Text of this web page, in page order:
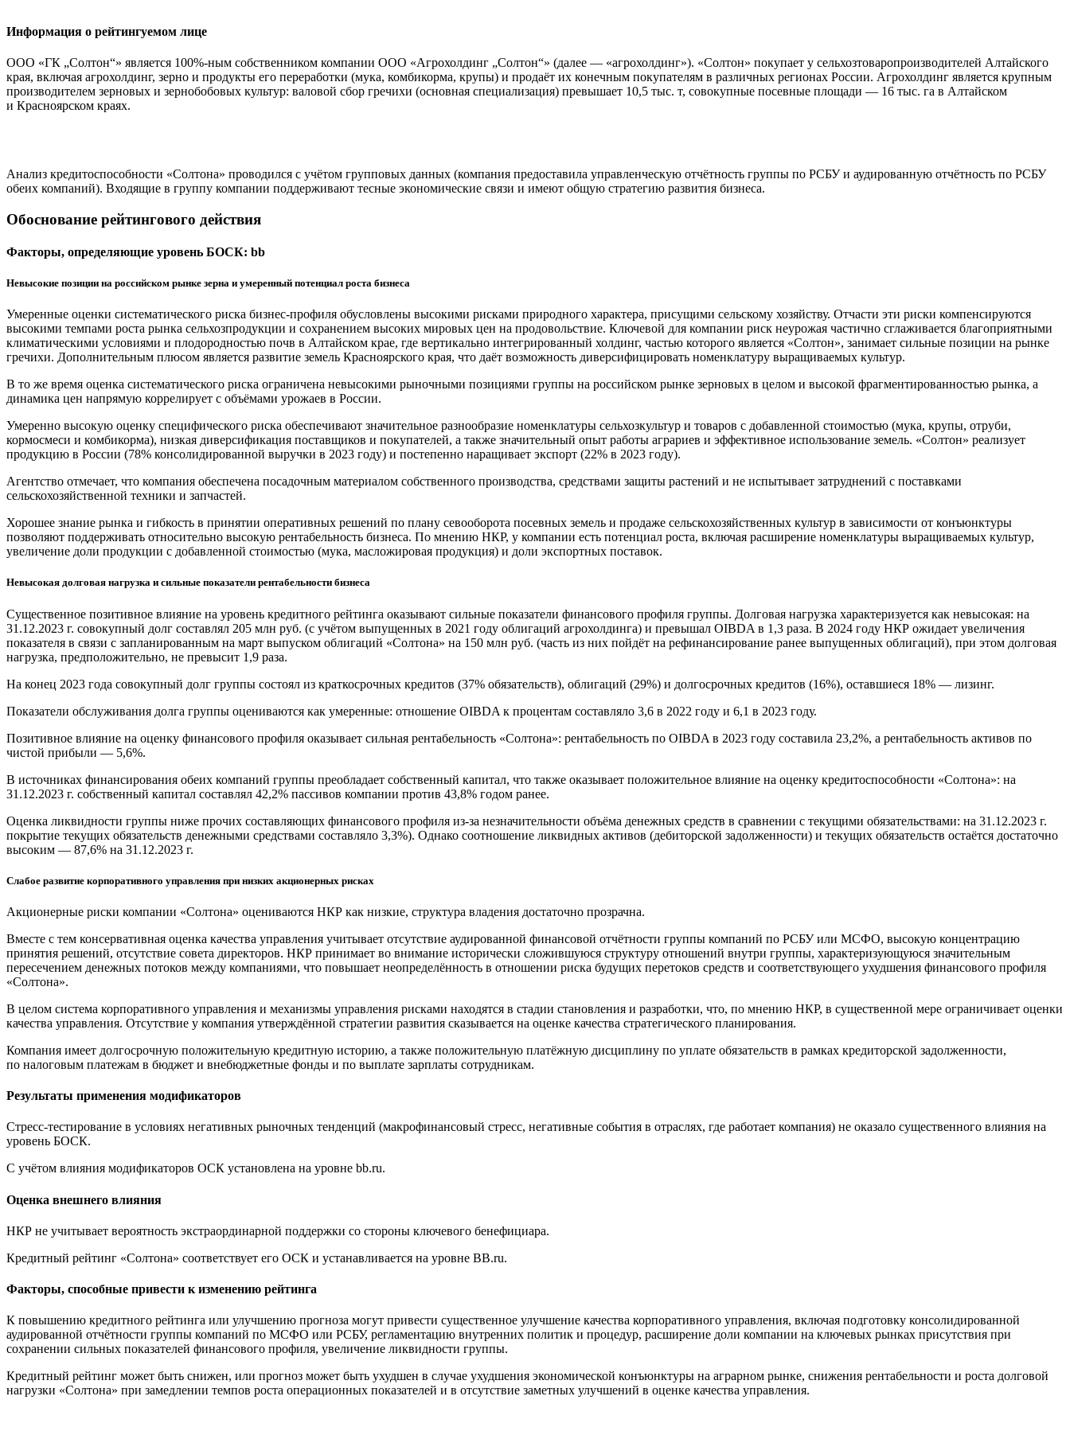
Информация о рейтингуемом лице
ООО «ГК „Солтон“» является 100%-ным собственником компании ООО «Агрохолдинг „Солтон“» (далее — «агрохолдинг»). «Солтон» покупает у сельхозтоваропроизводителей Алтайского
края, включая агрохолдинг, зерно и продукты его переработки (мука, комбикорма, крупы) и продаёт их конечным покупателям в различных регионах России. Агрохолдинг является крупным
производителем зерновых и зернобобовых культур: валовой сбор гречихи (основная специализация) превышает 10,5 тыс. т, совокупные посевные площади — 16 тыс. га в Алтайском
и Красноярском краях.
Анализ кредитоспособности «Солтона» проводился с учётом групповых данных (компания предоставила управленческую отчётность группы по РСБУ и аудированную отчётность по РСБУ
обеих компаний). Входящие в группу компании поддерживают тесные экономические связи и имеют общую стратегию развития бизнеса.
Обоснование рейтингового действия
Факторы, определяющие уровень БОСК: bb
Невысокие позиции на российском рынке зерна и умеренный потенциал роста бизнеса
Умеренные оценки систематического риска бизнес-профиля обусловлены высокими рисками природного характера, присущими сельскому хозяйству. Отчасти эти риски компенсируются
высокими темпами роста рынка сельхозпродукции и сохранением высоких мировых цен на продовольствие. Ключевой для компании риск неурожая частично сглаживается благоприятными
климатическими условиями и плодородностью почв в Алтайском крае, где вертикально интегрированный холдинг, частью которого является «Солтон», занимает сильные позиции на рынке
гречихи. Дополнительным плюсом является развитие земель Красноярского края, что даёт возможность диверсифицировать номенклатуру выращиваемых культур.
В то же время оценка систематического риска ограничена невысокими рыночными позициями группы на российском рынке зерновых в целом и высокой фрагментированностью рынка, а
динамика цен напрямую коррелирует с объёмами урожаев в России.
Умеренно высокую оценку специфического риска обеспечивают значительное разнообразие номенклатуры сельхозкультур и товаров с добавленной стоимостью (мука, крупы, отруби,
кормосмеси и комбикорма), низкая диверсификация поставщиков и покупателей, а также значительный опыт работы аграриев и эффективное использование земель. «Солтон» реализует
продукцию в России (78% консолидированной выручки в 2023 году) и постепенно наращивает экспорт (22% в 2023 году).
Агентство отмечает, что компания обеспечена посадочным материалом собственного производства, средствами защиты растений и не испытывает затруднений с поставками
сельскохозяйственной техники и запчастей.
Хорошее знание рынка и гибкость в принятии оперативных решений по плану севооборота посевных земель и продаже сельскохозяйственных культур в зависимости от конъюнктуры
позволяют поддерживать относительно высокую рентабельность бизнеса. По мнению НКР, у компании есть потенциал роста, включая расширение номенклатуры выращиваемых культур,
увеличение доли продукции с добавленной стоимостью (мука, масложировая продукция) и доли экспортных поставок.
Невысокая долговая нагрузка и сильные показатели рентабельности бизнеса
Существенное позитивное влияние на уровень кредитного рейтинга оказывают сильные показатели финансового профиля группы. Долговая нагрузка характеризуется как невысокая: на
31.12.2023 г. совокупный долг составлял 205 млн руб. (с учётом выпущенных в 2021 году облигаций агрохолдинга) и превышал OIBDA в 1,3 раза. В 2024 году НКР ожидает увеличения
показателя в связи с запланированным на март выпуском облигаций «Солтона» на 150 млн руб. (часть из них пойдёт на рефинансирование ранее выпущенных облигаций), при этом долговая
нагрузка, предположительно, не превысит 1,9 раза.
На конец 2023 года совокупный долг группы состоял из краткосрочных кредитов (37% обязательств), облигаций (29%) и долгосрочных кредитов (16%), оставшиеся 18% — лизинг.
Показатели обслуживания долга группы оцениваются как умеренные: отношение OIBDA к процентам составляло 3,6 в 2022 году и 6,1 в 2023 году.
Позитивное влияние на оценку финансового профиля оказывает сильная рентабельность «Солтона»: рентабельность по OIBDA в 2023 году составила 23,2%, а рентабельность активов по
чистой прибыли — 5,6%.
В источниках финансирования обеих компаний группы преобладает собственный капитал, что также оказывает положительное влияние на оценку кредитоспособности «Солтона»: на
31.12.2023 г. собственный капитал составлял 42,2% пассивов компании против 43,8% годом ранее.
Оценка ликвидности группы ниже прочих составляющих финансового профиля из-за незначительности объёма денежных средств в сравнении с текущими обязательствами: на 31.12.2023 г.
покрытие текущих обязательств денежными средствами составляло 3,3%). Однако соотношение ликвидных активов (дебиторской задолженности) и текущих обязательств остаётся достаточно
высоким — 87,6% на 31.12.2023 г.
Слабое развитие корпоративного управления при низких акционерных рисках
Акционерные риски компании «Солтона» оцениваются НКР как низкие, структура владения достаточно прозрачна.
Вместе с тем консервативная оценка качества управления учитывает отсутствие аудированной финансовой отчётности группы компаний по РСБУ или МСФО, высокую концентрацию
принятия решений, отсутствие совета директоров. НКР принимает во внимание исторически сложившуюся структуру отношений внутри группы, характеризующуюся значительным
пересечением денежных потоков между компаниями, что повышает неопределённость в отношении риска будущих перетоков средств и соответствующего ухудшения финансового профиля
«Солтона».
В целом система корпоративного управления и механизмы управления рисками находятся в стадии становления и разработки, что, по мнению НКР, в существенной мере ограничивает оценки
качества управления. Отсутствие у компания утверждённой стратегии развития сказывается на оценке качества стратегического планирования.
Компания имеет долгосрочную положительную кредитную историю, а также положительную платёжную дисциплину по уплате обязательств в рамках кредиторской задолженности,
по налоговым платежам в бюджет и внебюджетные фонды и по выплате зарплаты сотрудникам.
Результаты применения модификаторов
Стресс-тестирование в условиях негативных рыночных тенденций (макрофинансовый стресс, негативные события в отраслях, где работает компания) не оказало существенного влияния на
уровень БОСК.
С учётом влияния модификаторов ОСК установлена на уровне bb.ru.
Оценка внешнего влияния
НКР не учитывает вероятность экстраординарной поддержки со стороны ключевого бенефициара.
Кредитный рейтинг «Солтона» соответствует его ОСК и устанавливается на уровне BB.ru.
Факторы, способные привести к изменению рейтинга
К повышению кредитного рейтинга или улучшению прогноза могут привести существенное улучшение качества корпоративного управления, включая подготовку консолидированной
аудированной отчётности группы компаний по МСФО или РСБУ, регламентацию внутренних политик и процедур, расширение доли компании на ключевых рынках присутствия при
сохранении сильных показателей финансового профиля, увеличение ликвидности группы.
Кредитный рейтинг может быть снижен, или прогноз может быть ухудшен в случае ухудшения экономической конъюнктуры на аграрном рынке, снижения рентабельности и роста долговой
нагрузки «Солтона» при замедлении темпов роста операционных показателей и в отсутствие заметных улучшений в оценке качества управления.